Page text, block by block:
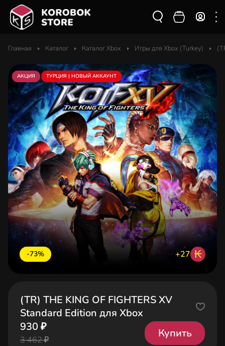
Главная Каталог Каталог Xbox Игры для Xbox (Turkey)
-73% +27 ₭
АКЦИЯ ТУРЦИЯ | НОВЫЙ АККАУНТ
(TR) THE KING OF FIGHTERS XV
Standard Edition для Xbox
930 ₽
3 462 ₽
Купить